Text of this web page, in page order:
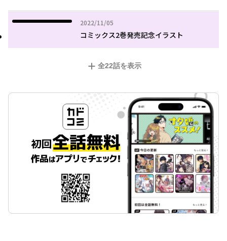
2022/11/05
2022年11月05日
コミックス2巻発売記念イラスト
全22話を表示